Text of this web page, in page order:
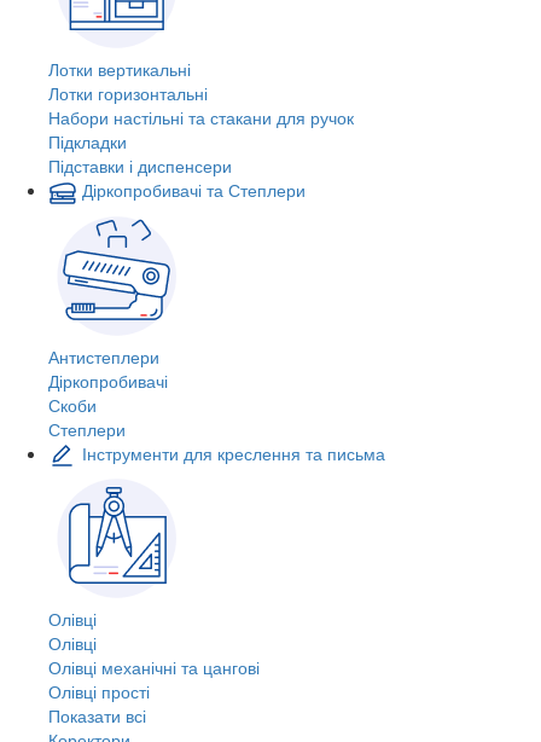
Лотки вертикальні
Лотки горизонтальні
Набори настільні та стакани для ручок
Підкладки
Підставки і диспенсери
Діркопробивачі та Степлери
Антистеплери
Діркопробивачі
Скоби
Степлери
Інструменти для креслення та письма
Олівці
Олівці
Олівці механічні та цангові
Олівці прості
Показати всі